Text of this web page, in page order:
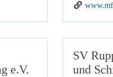
Gehe
e.V.
SV
und